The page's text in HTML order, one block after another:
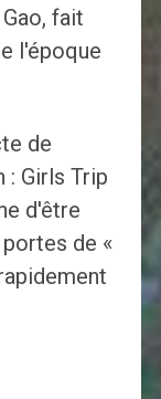
fait
l'époque
de
: Girls Trip
d'être
de «